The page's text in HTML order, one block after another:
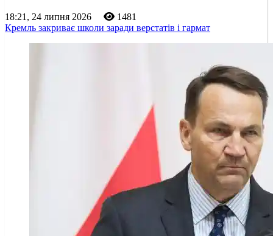
18:21, 24 липня 2026
1481
Кремль закриває школи заради верстатів і гармат